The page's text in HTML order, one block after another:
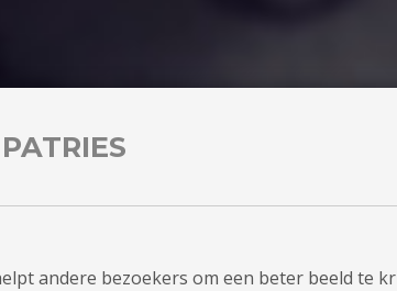
andere bezoekers om een beter beeld te